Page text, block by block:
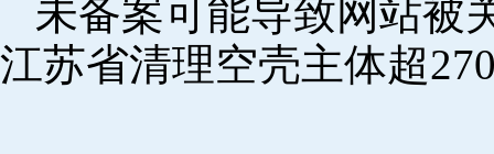
未备案可能导致网站被
江苏省清理空壳主体超